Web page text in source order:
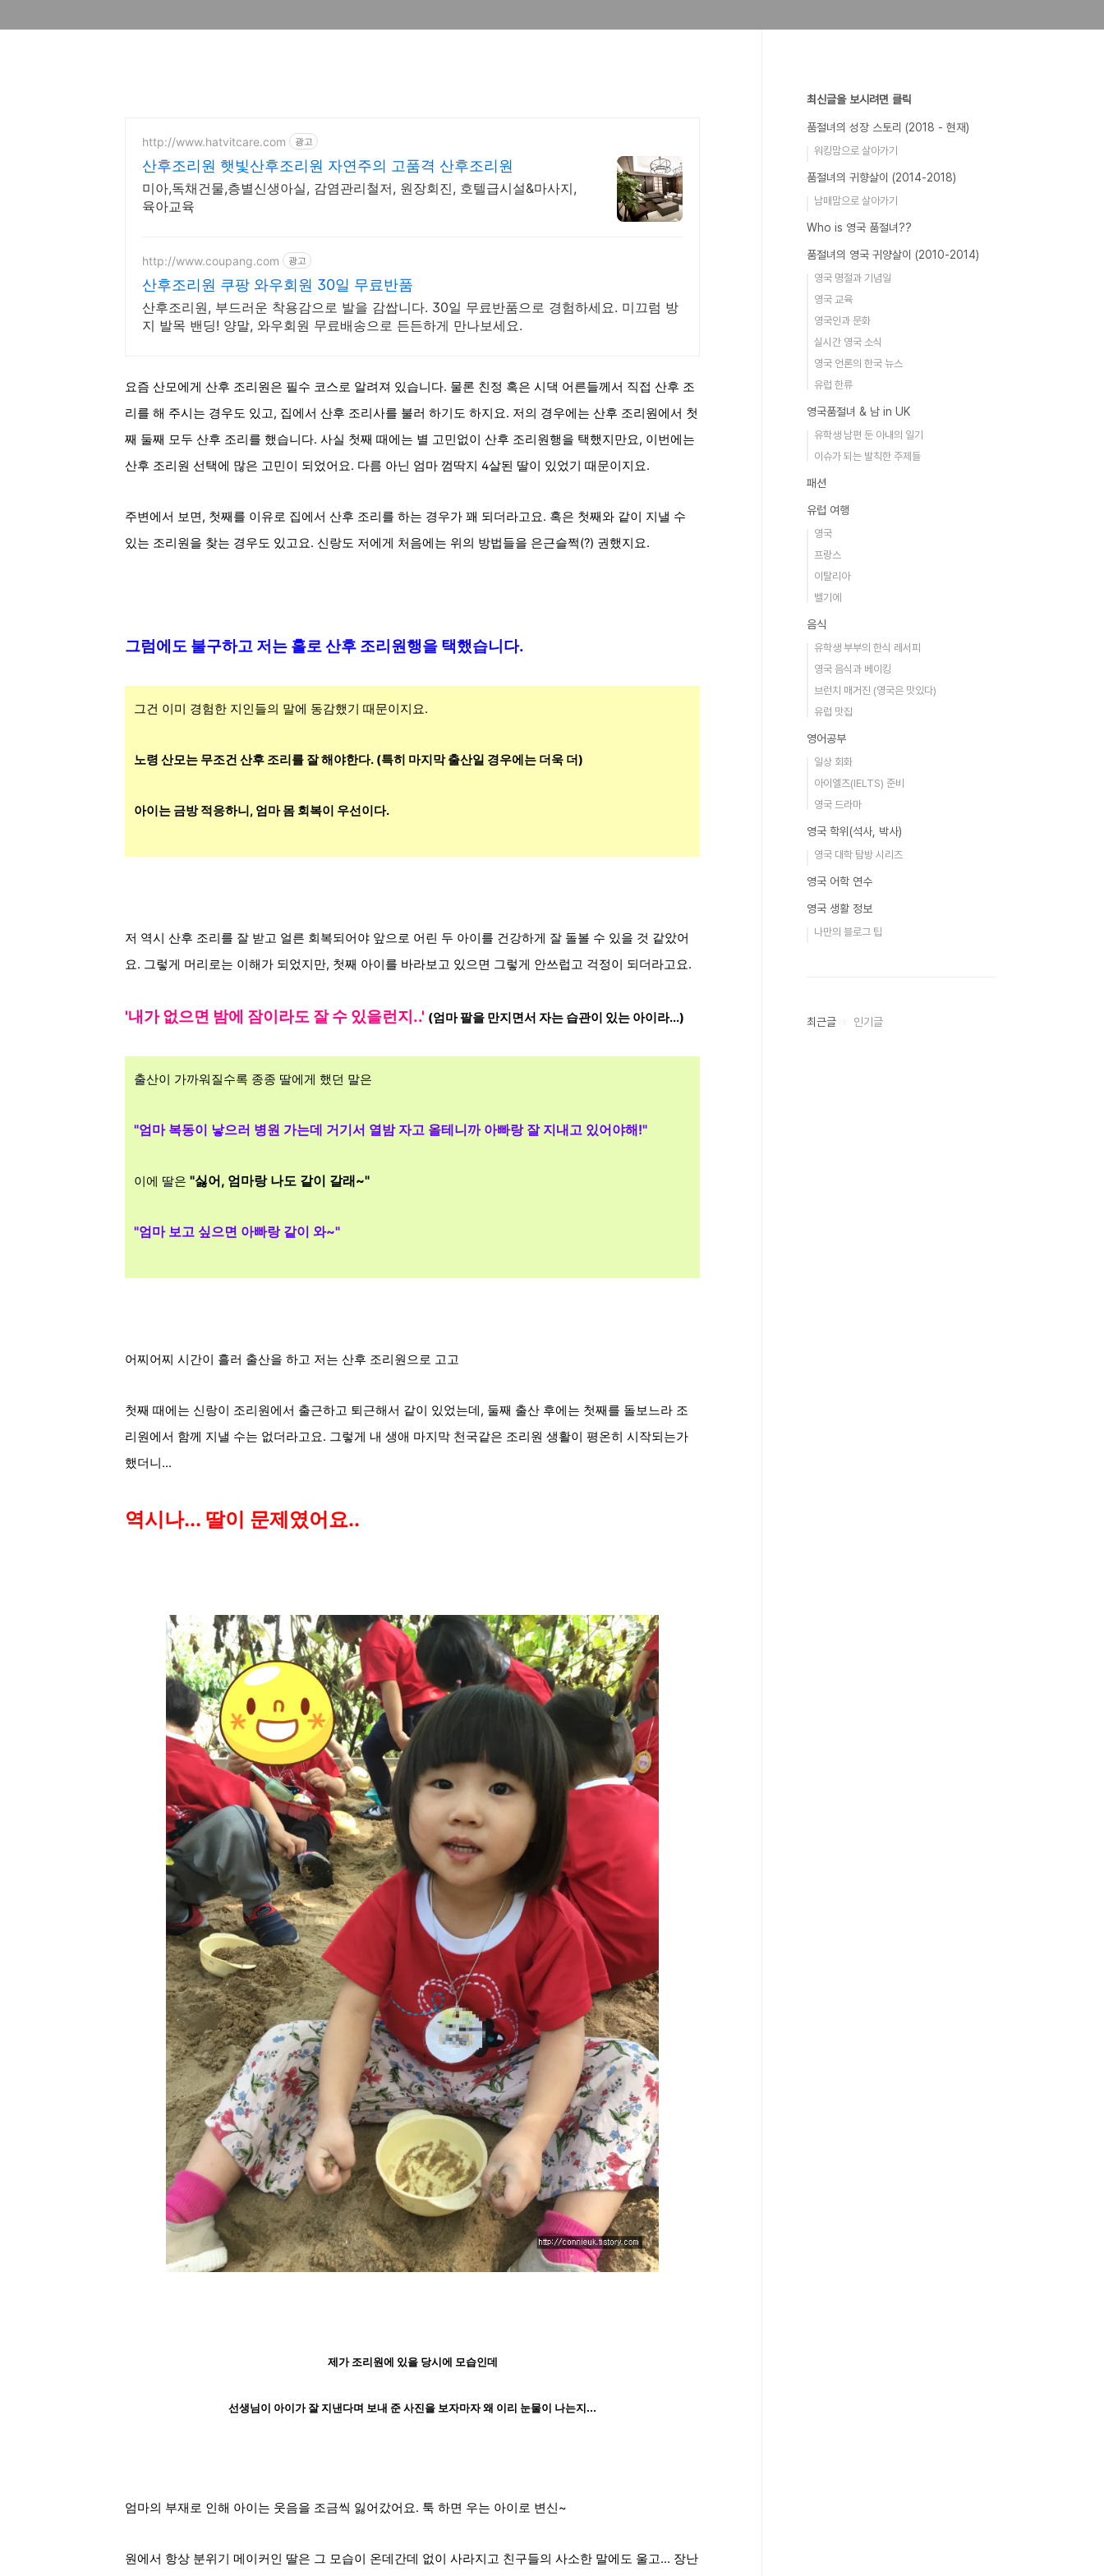
http://www.hatvitcare.com 광고
산후조리원 햇빛산후조리원 자연주의 고품격 산후조리원
미아,독채건물,층별신생아실, 감염관리철저, 원장회진, 호텔급시설&마사지,
육아교육
http://www.coupang.com 광고
산후조리원 쿠팡 와우회원 30일 무료반품
산후조리원, 부드러운 착용감으로 발을 감쌉니다. 30일 무료반품으로 경험하세요. 미끄럼 방
지 발목 밴딩! 양말, 와우회원 무료배송으로 든든하게 만나보세요.
요즘 산모에게 산후 조리원은 필수 코스로 알려져 있습니다. 물론 친정 혹은 시댁 어른들께서 직접 산후 조
리를 해 주시는 경우도 있고, 집에서 산후 조리사를 불러 하기도 하지요. 저의 경우에는 산후 조리원에서 첫
째 둘째 모두 산후 조리를 했습니다. 사실 첫째 때에는 별 고민없이 산후 조리원행을 택했지만요, 이번에는
산후 조리원 선택에 많은 고민이 되었어요. 다름 아닌 엄마 껌딱지 4살된 딸이 있었기 때문이지요.
주변에서 보면, 첫째를 이유로 집에서 산후 조리를 하는 경우가 꽤 되더라고요. 혹은 첫째와 같이 지낼 수
있는 조리원을 찾는 경우도 있고요. 신랑도 저에게 처음에는 위의 방법들을 은근슬쩍(?) 권했지요.
그럼에도 불구하고 저는 홀로 산후 조리원행을 택했습니다.
그건 이미 경험한 지인들의 말에 동감했기 때문이지요.
노령 산모는 무조건 산후 조리를 잘 해야한다. (특히 마지막 출산일 경우에는 더욱 더)
아이는 금방 적응하니, 엄마 몸 회복이 우선이다.
저 역시 산후 조리를 잘 받고 얼른 회복되어야 앞으로 어린 두 아이를 건강하게 잘 돌볼 수 있을 것 같았어
요. 그렇게 머리로는 이해가 되었지만, 첫째 아이를 바라보고 있으면 그렇게 안쓰럽고 걱정이 되더라고요.
'내가 없으면 밤에 잠이라도 잘 수 있을런지..' (엄마 팔을 만지면서 자는 습관이 있는 아이라...)
출산이 가까워질수록 종종 딸에게 했던 말은
"엄마 복동이 낳으러 병원 가는데 거기서 열밤 자고 올테니까 아빠랑 잘 지내고 있어야해!"
이에 딸은 "싫어, 엄마랑 나도 같이 갈래~"
"엄마 보고 싶으면 아빠랑 같이 와~"
어찌어찌 시간이 흘러 출산을 하고 저는 산후 조리원으로 고고
첫째 때에는 신랑이 조리원에서 출근하고 퇴근해서 같이 있었는데, 둘째 출산 후에는 첫째를 돌보느라 조
리원에서 함께 지낼 수는 없더라고요. 그렇게 내 생애 마지막 천국같은 조리원 생활이 평온히 시작되는가
했더니...
역시나... 딸이 문제였어요..
제가 조리원에 있을 당시에 모습인데
선생님이 아이가 잘 지낸다며 보내 준 사진을 보자마자왜 이리 눈물이 나는지...
엄마의 부재로 인해 아이는 웃음을 조금씩 잃어갔어요. 툭 하면 우는 아이로 변신~
원에서 항상 분위기 메이커인 딸은 그 모습이 온데간데 없이 사라지고 친구들의 사소한 말에도 울고... 장난
최신글을 보시려면 클릭
품절녀의 성장 스토리 (2018 - 현재)
워킹맘으로 살아가기
품절녀의 귀향살이 (2014-2018)
남매맘으로 살아가기
Who is 영국 품절녀??
품절녀의 영국 귀양살이 (2010-2014)
영국 명절과 기념일
영국 교육
영국인과 문화
실시간 영국 소식
영국 언론의 한국 뉴스
유럽 한류
영국품절녀 & 남 in UK
유학생 남편 둔 아내의 일기
이슈가 되는 발칙한 주제들
패션
유럽 여행
영국
프랑스
이탈리아
벨기에
음식
유학생 부부의 한식 레서피
영국 음식과 베이킹
브런치 매거진 (영국은 맛있다)
유럽 맛집
영어공부
일상 회화
아이엘츠(IELTS) 준비
영국 드라마
영국 학위(석사, 박사)
영국 대학 탐방 시리즈
영국 어학 연수
영국 생활 정보
나만의 블로그 팁
최근글 인기글